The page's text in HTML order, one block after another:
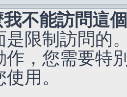
不能訪問這
是限制訪問的
作，您需要特
用。